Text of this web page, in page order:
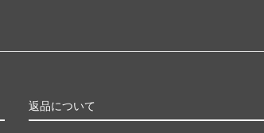
返品について